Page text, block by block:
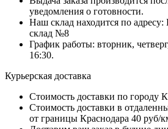
уведомления о готовности.
Наш склад находится по адресу:
склад №8
График работы: вторник,
16:30.
Курьерская доставка
Стоимость доставки по городу
Стоимость доставки в
от границы Краснодара 40 руб/